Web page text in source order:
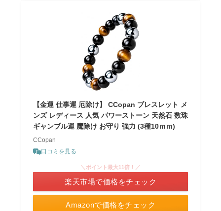
【金運 仕事運 厄除け】 CCopan ブレスレット メ
ンズ レディース 人気 パワーストーン 天然石 数珠
ギャンブル運 魔除け お守り 強力 (3種10ｍｍ)
CCopan
口コミを見る
Amazonで価格をチェック
＼ポイント最大11倍！／
楽天市場で価格をチェック